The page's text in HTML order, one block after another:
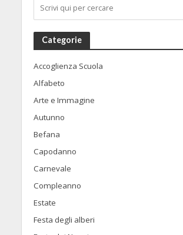
Categorie
Accoglienza Scuola
Alfabeto
Arte e Immagine
Autunno
Befana
Capodanno
Carnevale
Compleanno
Estate
Festa degli alberi